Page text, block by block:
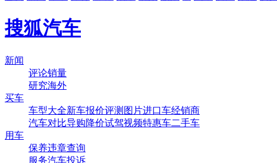
搜狐汽车
新闻
评论销量
研究海外
买车
车型大全新车报价评测 图片进口车经销商
汽车对比导购降价试驾视频特惠车二手车
用车
保养违章查询
服务汽车投诉